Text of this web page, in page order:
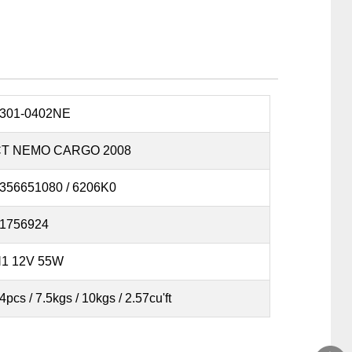
0402NE
NEMO CARGO 2008
/ 6206K0
12V 55W
/ 7.5kgs / 10kgs / 2.57cu'ft